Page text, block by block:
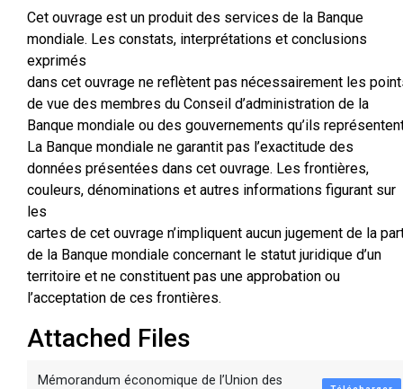
Cet ouvrage est un produit des services de la Banque
mondiale. Les constats, interprétations et conclusions
exprimés
dans cet ouvrage ne reflètent pas nécessairement les
de vue des membres du Conseil d’administration de la
Banque mondiale ou des gouvernements qu’ils
La Banque mondiale ne garantit pas l’exactitude des
données présentées dans cet ouvrage. Les frontières,
couleurs, dénominations et autres informations figurant sur
les
cartes de cet ouvrage n’impliquent aucun jugement de la
de la Banque mondiale concernant le statut juridique d’un
territoire et ne constituent pas une approbation ou
l’acceptation de ces frontières.
Attached Files
Mémorandum économique de l’Union des